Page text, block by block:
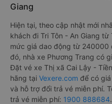
Giang
Hiện tại, theo cập nhật mới
khách đi Tri Tôn - An Giang
mức giá dao động từ
đó, nhà xe Phương Trang có
Đặt vé xe Thị xã Cai Lậy -
hãng tại Vexere.com để có
và hỗ trợ đổi trả vé miễn phí.
trả vé miễn phí: 1900 888684.